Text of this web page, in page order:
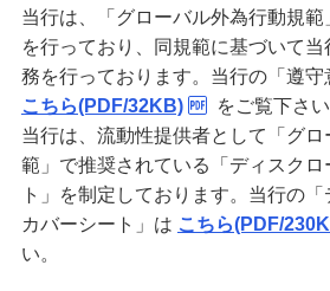
当行は、「グローバル外為行動規
を行っており、同規範に基づいて
務を行っております。当行の「遵守
こちら(PDF/32KB)
をご覧下さい
当行は、流動性提供者として「グロ
範」で推奨されている「ディスク
ト」を制定しております。当行の
カバーシート」は こちら(PDF/
い。